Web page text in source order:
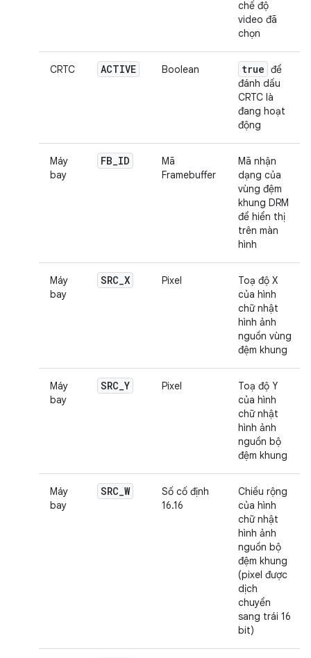
chế độ
video đã
chọn
CRTC ACTIVE Boolean true để
đánh dấu
CRTC là
đang hoạt
động
Máy
bay
FB_ID
Mã
Framebuffer
Mã nhận
dạng của
vùng đệm
khung DRM
để hiển thị
trên màn
hình
Máy
bay
SRC_X Pixel
Toạ độ X
của hình
chữ nhật
hình ảnh
nguồn vùng
đệm khung
Máy
bay
SRC_Y Pixel
Toạ độ Y
của hình
chữ nhật
hình ảnh
nguồn bộ
đệm khung
Máy
bay
SRC_W
Số cố định
16.16
Chiều rộng
của hình
chữ nhật
hình ảnh
nguồn bộ
đệm khung
(pixel được
dịch
chuyển
sang trái 16
bit)